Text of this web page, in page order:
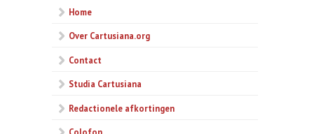
Home
Over Cartusiana.org
Contact
Studia Cartusiana
Redactionele afkortingen